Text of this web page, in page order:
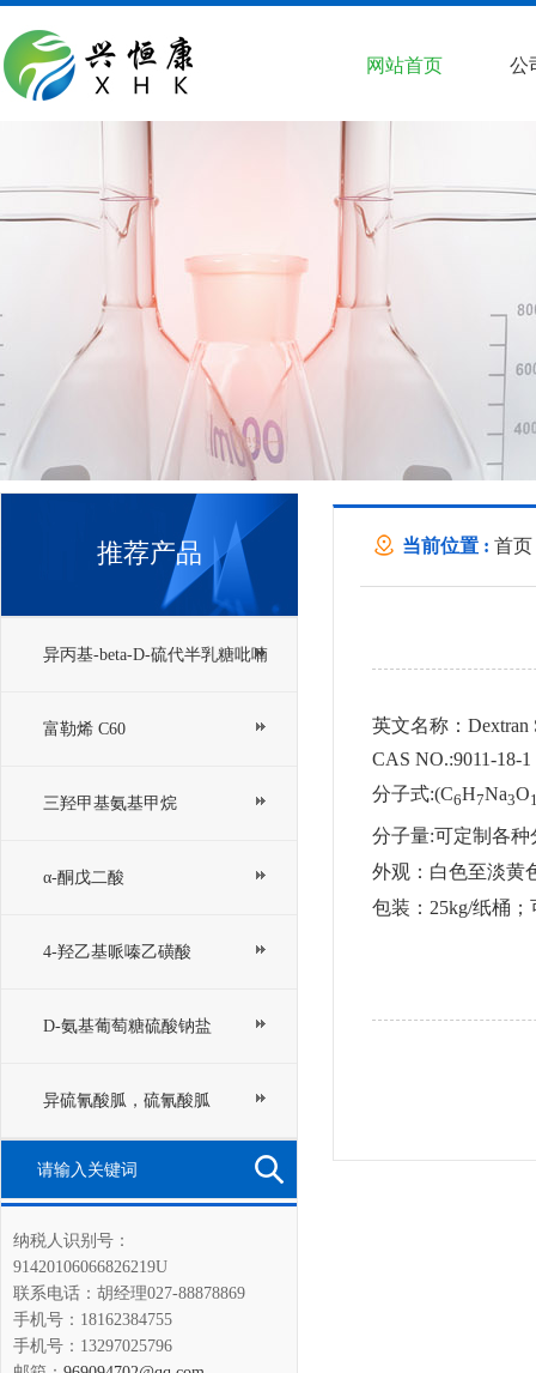
网站首页 公
推荐产品
异丙基-beta-D-硫代半乳糖吡喃
糖苷； IPTG
富勒烯 C60
三羟甲基氨基甲烷
α-酮戊二酸
4-羟乙基哌嗪乙磺酸
D-氨基葡萄糖硫酸钠盐
异硫氰酸胍，硫氰酸胍
纳税人识别号：
91420106066826219U
联系电话：胡经理027-88878869
手机号：18162384755
手机号：13297025796
当前位置 : 首页
英文名称：Dextran
CAS NO.:9011-18-1
分子式:(C6H7Na3O
分子量:可定制各种
外观：白色至淡黄
包装：25kg/纸桶